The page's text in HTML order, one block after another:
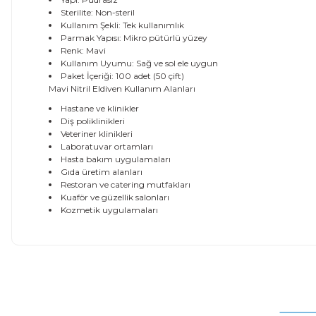
Sterilite: Non-steril
Kullanım Şekli: Tek kullanımlık
Parmak Yapısı: Mikro pütürlü yüzey
Renk: Mavi
Kullanım Uyumu: Sağ ve sol ele uygun
Paket İçeriği: 100 adet (50 çift)
Mavi Nitril Eldiven Kullanım Alanları
Hastane ve klinikler
Diş poliklinikleri
Veteriner klinikleri
Laboratuvar ortamları
Hasta bakım uygulamaları
Gıda üretim alanları
Restoran ve catering mutfakları
Kuaför ve güzellik salonları
Kozmetik uygulamaları